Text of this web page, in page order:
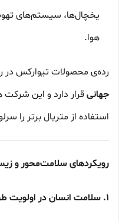
یخچال‌ها، سیستم‌های
هوا.
رده‌ی محصولات تیوارکس در
جهانیقرار دارد و این
استفاده از متریال برتر را
رویکردهای سلامت‌محور و
۱. سلامت انسان در اولویت طراحی: